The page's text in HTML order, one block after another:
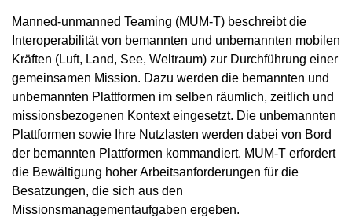
Manned-unmanned Teaming (MUM-T) beschreibt die
Interoperabilität von bemannten und unbemannten mobilen
Kräften (Luft, Land, See, Weltraum) zur Durchführung einer
gemeinsamen Mission. Dazu werden die bemannten und
unbemannten Plattformen im selben räumlich, zeitlich und
missionsbezogenen Kontext eingesetzt. Die unbemannten
Plattformen sowie Ihre Nutzlasten werden dabei von Bord
der bemannten Plattformen kommandiert. MUM-T erfordert
die Bewältigung hoher Arbeitsanforderungen für die
Besatzungen, die sich aus den
Missionsmanagementaufgaben ergeben.